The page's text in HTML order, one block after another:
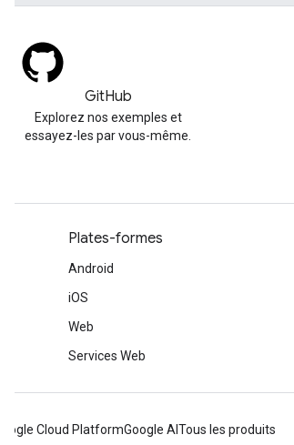
GitHub
Explorez nos exemples et
essayez-les par vous-même.
Plates-formes
Android
iOS
Web
Services Web
Google Cloud PlatformGoogle AI Tous les produits